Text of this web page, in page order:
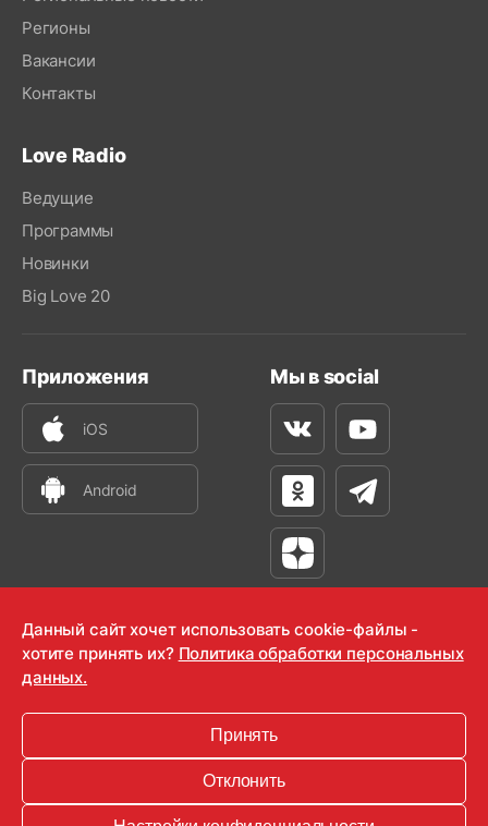
Регионы
Вакансии
Контакты
Love Radio
Ведущие
Программы
Новинки
Big Love 20
Приложения
iOS
Android
Мы в social
ВконтактеYoutube
Одноклассники
Телеграм
Яндекс Дзен
16+
Информация для правообладателей
Данный сайт хочет использовать cookie-файлы -
хотите принять их? Политика обработки персональных
данных.
Принять
Отклонить